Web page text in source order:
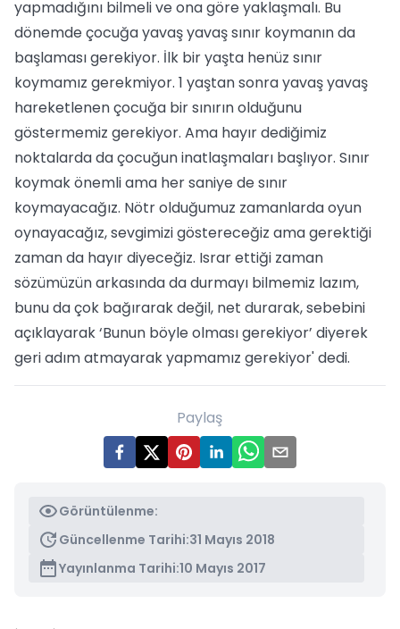
yapmadığını bilmeli ve ona göre yaklaşmalı. Bu
dönemde çocuğa yavaş yavaş sınır koymanın da
başlaması gerekiyor. İlk bir yaşta henüz sınır
koymamız gerekmiyor. 1 yaştan sonra yavaş yavaş
hareketlenen çocuğa bir sınırın olduğunu
göstermemiz gerekiyor. Ama hayır dediğimiz
noktalarda da çocuğun inatlaşmaları başlıyor. Sınır
koymak önemli ama her saniye de sınır
koymayacağız. Nötr olduğumuz zamanlarda oyun
oynayacağız, sevgimizi göstereceğiz ama gerektiği
zaman da hayır diyeceğiz. Israr ettiği zaman
sözümüzün arkasında da durmayı bilmemiz lazım,
bunu da çok bağırarak değil, net durarak, sebebini
açıklayarak ‘Bunun böyle olması gerekiyor’ diyerek
geri adım atmayarak yapmamız gerekiyor' dedi.
Paylaş
Görüntülenme:
Güncellenme Tarihi:31 Mayıs 2018
Yayınlanma Tarihi:10 Mayıs 2017